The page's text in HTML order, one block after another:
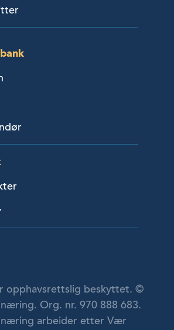
opphavsrettslig beskyttet. ©
Org. nr. 970 888 683.
arbeider etter Vær